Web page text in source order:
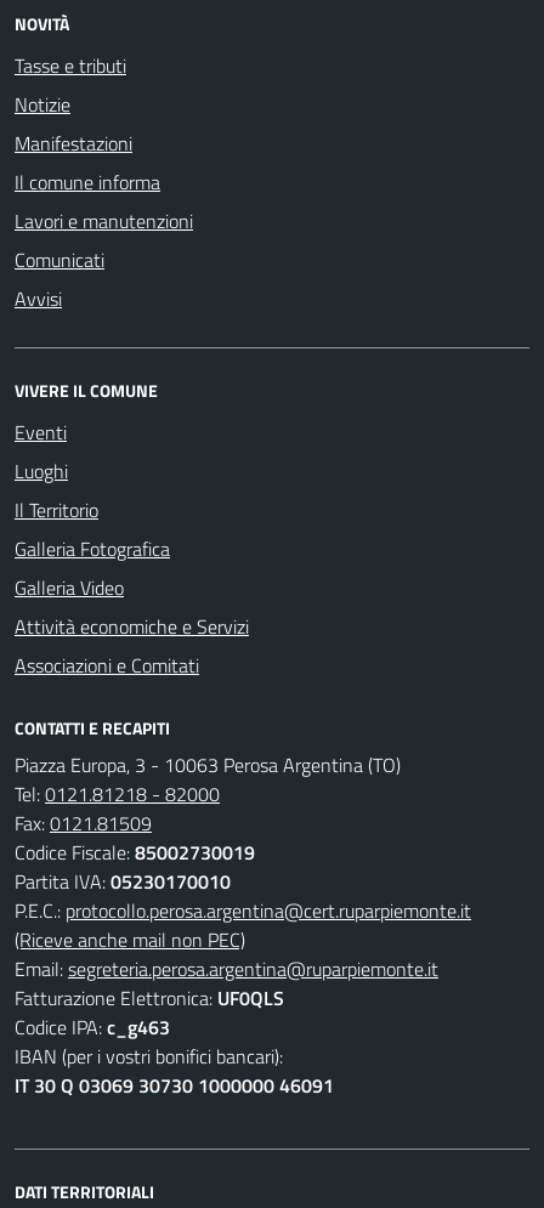
NOVITÀ
Tasse e tributi
Notizie
Manifestazioni
Il comune informa
Lavori e manutenzioni
Comunicati
Avvisi
VIVERE IL COMUNE
Eventi
Luoghi
Il Territorio
Galleria Fotografica
Galleria Video
Attività economiche e Servizi
Associazioni e Comitati
CONTATTI E RECAPITI
Piazza Europa, 3 - 10063 Perosa Argentina (TO)
Tel:0121.81218 - 82000
Fax:0121.81509
Codice Fiscale:85002730019
Partita IVA:05230170010
P.E.C.: protocollo.perosa.argentina@cert.ruparpiemonte.it
(Riceve anche mail non PEC)
Email:segreteria.perosa.argentina@ruparpiemonte.it
Fatturazione Elettronica: UF0QLS
Codice IPA:c_g463
IBAN (per i vostri bonifici bancari):
IT 30 Q 03069 30730 1000000 46091
DATI TERRITORIALI